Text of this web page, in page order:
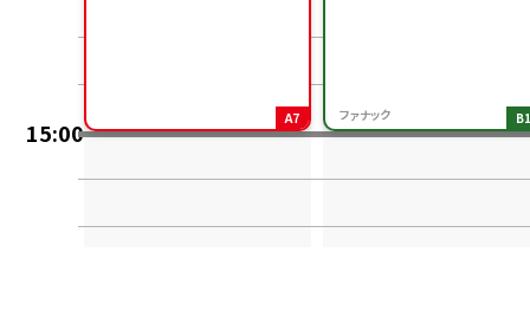
15:00 A7 ファナック